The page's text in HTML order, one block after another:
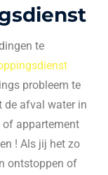
te
probleem te
de afval water in
of appartement
! Als jij het zo
ontstoppen of